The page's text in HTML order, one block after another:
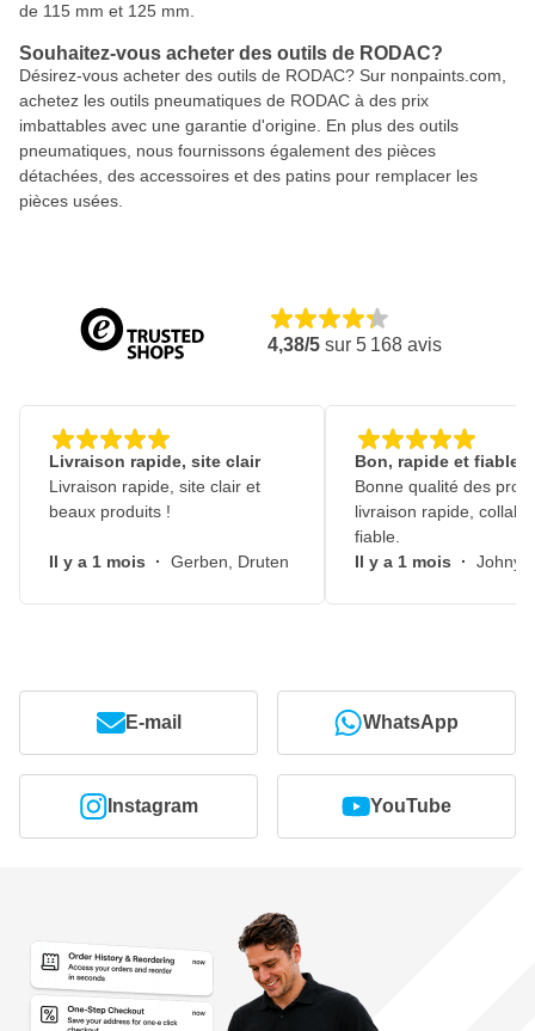
de 115 mm et 125 mm.
Souhaitez-vous acheter des outils de RODAC?
Désirez-vous acheter des outils de RODAC? Sur nonpaints.com,
achetez les outils pneumatiques de RODAC à des prix
imbattables avec une garantie d'origine. En plus des outils
pneumatiques, nous fournissons également des pièces
détachées, des accessoires et des patins pour remplacer les
pièces usées.
4,38/5 sur 5 168 avis
Livraison rapide, site clair
Livraison rapide, site clair et
beaux produits !
Il y a 1 mois · Gerben, Druten
Bon, rapide et fiable
Bonne qualité des
livraison rapide,
fiable.
Il y a 1 mois · Johny,
E-mail WhatsApp
Instagram YouTube